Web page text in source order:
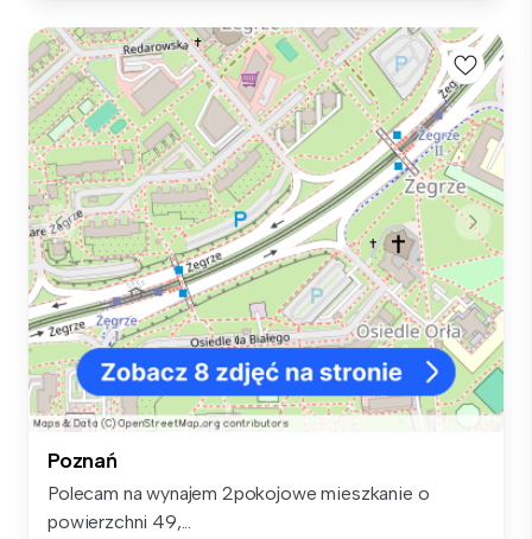
Poznań
Polecam na wynajem 2pokojowe mieszkanie o
powierzchni 49,...